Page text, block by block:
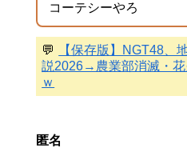
コーテシーやろ
💬
【保存版】NGT48、
説2026→農業部消滅・花
ｗ
匿名